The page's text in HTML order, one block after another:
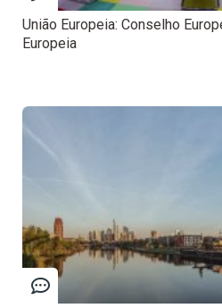
União Europeia: Conselho
Europeia